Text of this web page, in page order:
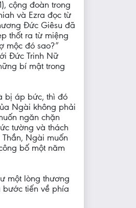
cộng đoàn trong
và Ezra đọc từ
Đức Giêsu đã
thốt ra từ miệng
mộc đó sao?”
Đức Trinh Nữ
bí mật trong
bị áp bức, thì đó
Ngài không phải
ngăn chặn
tường và thách
Ngài muốn
bố một năm
một lòng thương
bước tiến về phía